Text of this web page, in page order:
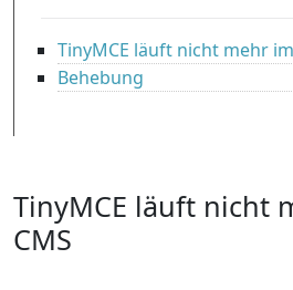
TinyMCE läuft nicht mehr
Behebung
TinyMCE läuft nicht
CMS